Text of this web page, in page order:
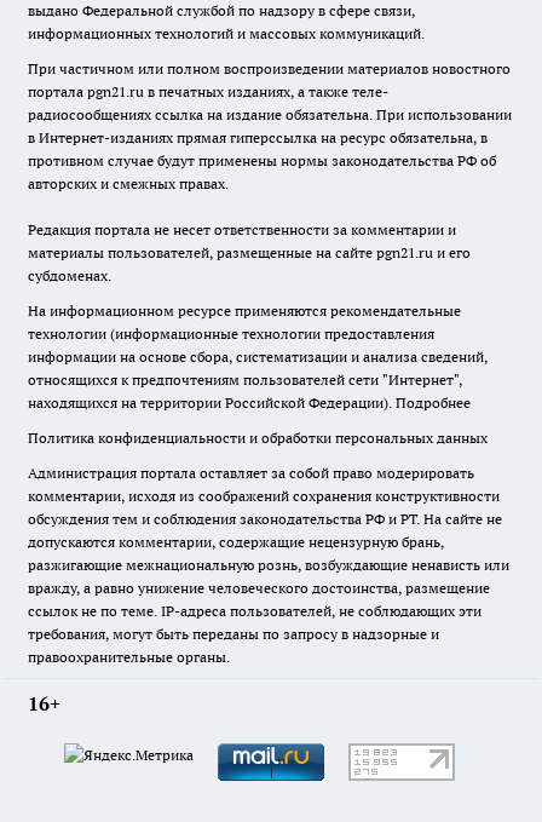
выдано Федеральной службой по надзору в сфере связи,
информационных технологий и массовых коммуникаций.
При частичном или полном воспроизведении материалов новостного
портала pgn21.ru в печатных изданиях, а также теле-
радиосообщениях ссылка на издание обязательна. При использовании
в Интернет-изданиях прямая гиперссылка на ресурс обязательна, в
противном случае будут применены нормы законодательства РФ об
авторских и смежных правах.
Редакция портала не несет ответственности за комментарии и
материалы пользователей, размещенные на сайте pgn21.ru и его
субдоменах.
На информационном ресурсе применяются рекомендательные
технологии (информационные технологии предоставления
информации на основе сбора, систематизации и анализа сведений,
относящихся к предпочтениям пользователей сети "Интернет",
находящихся на территории Российской Федерации). Подробнее
Политика конфиденциальности и обработки персональных данных
Администрация портала оставляет за собой право модерировать
комментарии, исходя из соображений сохранения конструктивности
обсуждения тем и соблюдения законодательства РФ и РТ. На сайте не
допускаются комментарии, содержащие нецензурную брань,
разжигающие межнациональную рознь, возбуждающие ненависть или
вражду, а равно унижение человеческого достоинства, размещение
ссылок не по теме. IP-адреса пользователей, не соблюдающих эти
требования, могут быть переданы по запросу в надзорные и
правоохранительные органы.
16+